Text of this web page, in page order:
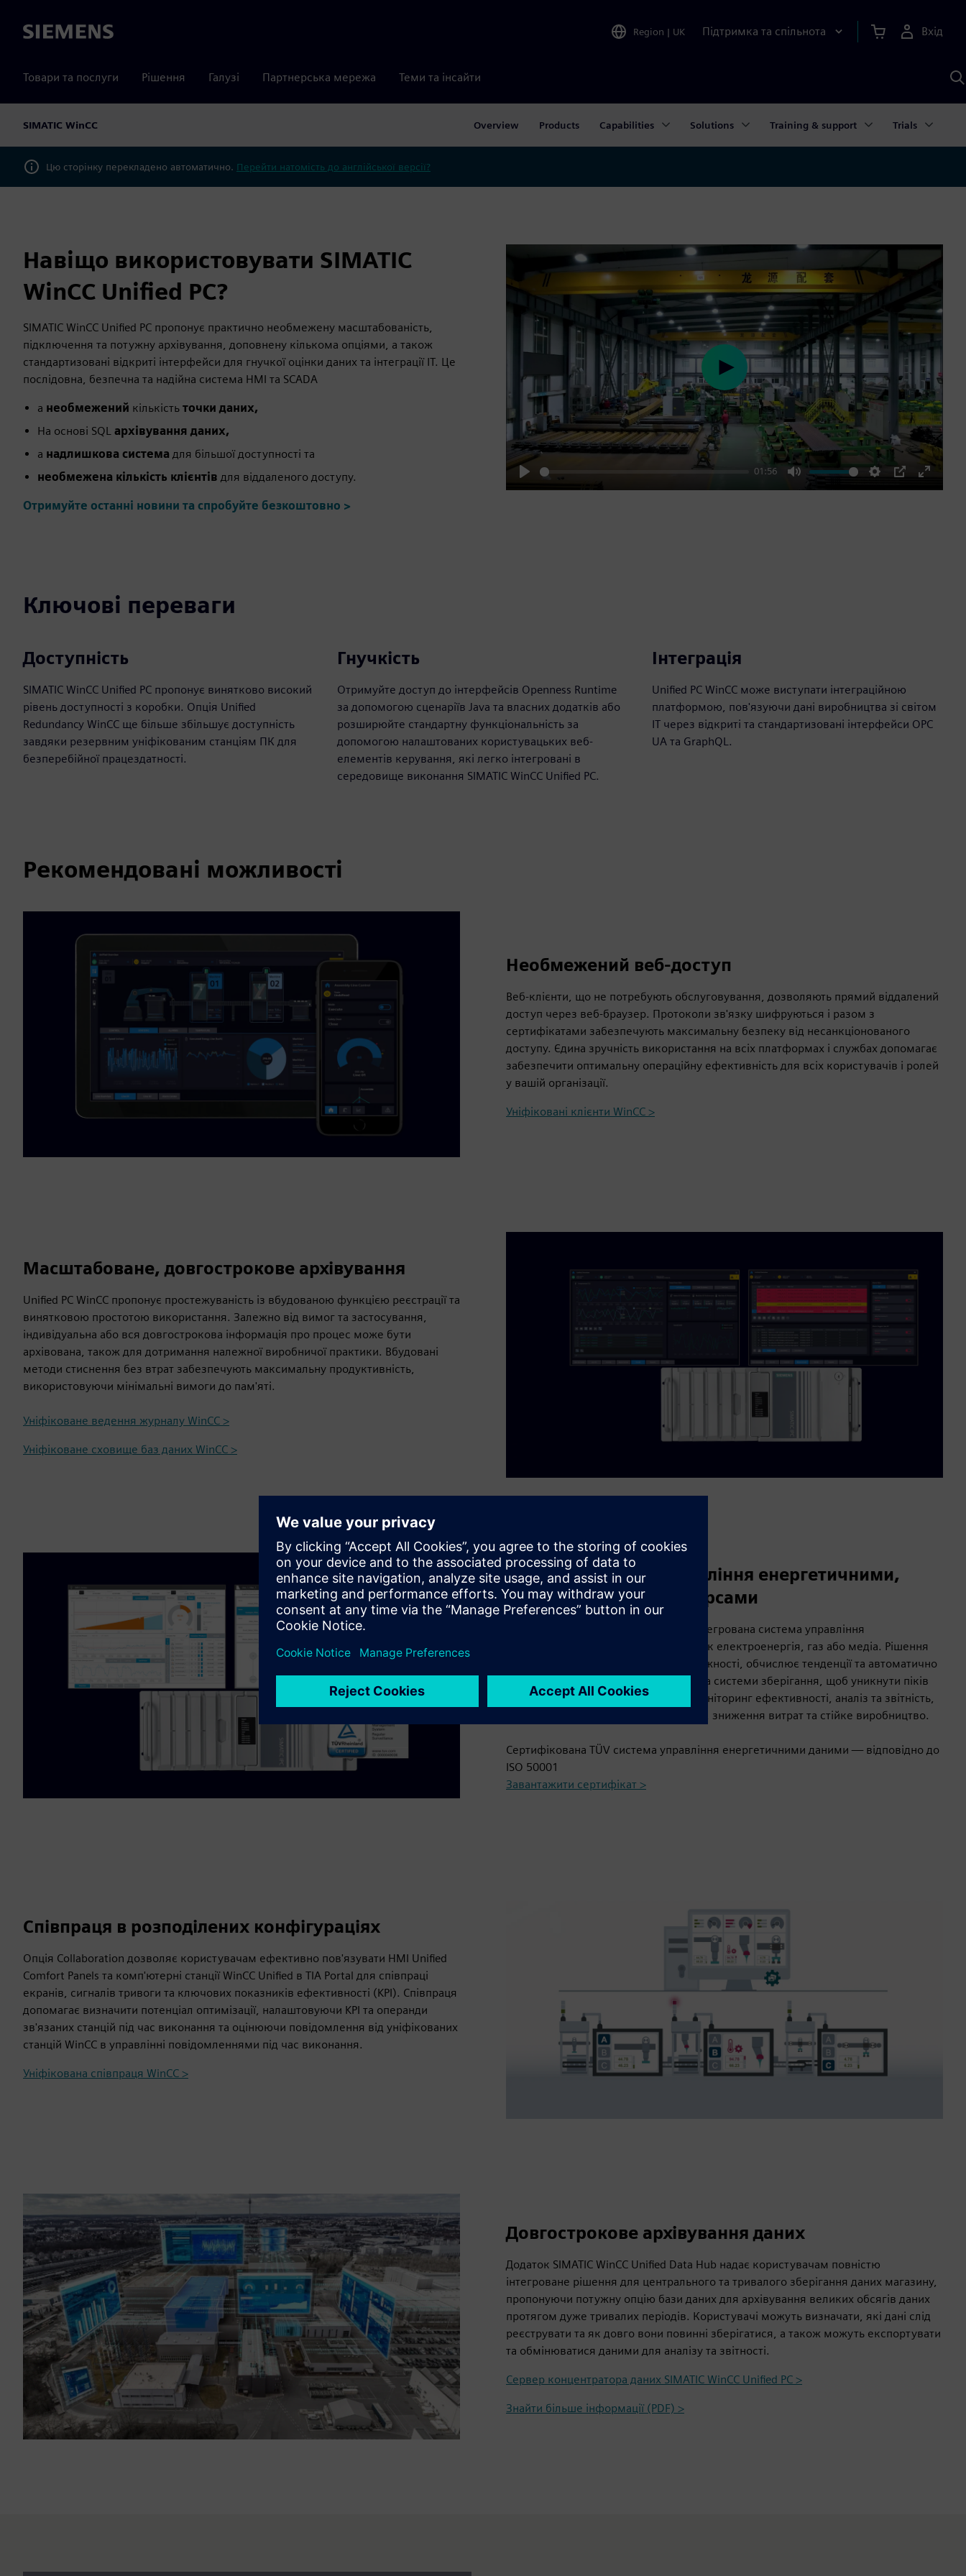
Siemens Region | UK Підтримка та спільнота Вхід
Товари та послуги Рішення Галузі Партнерська мережа Теми та інсайти
SIMATIC WinCC Overview Products Capabilities Solutions Training & support Trials
Цю сторінку перекладено автоматично. Перейти натомість до англійської версії?
Навіщо використовувати SIMATIC
WinCC Unified PC?
SIMATIC WinCC Unified PC пропонує практично необмежену масштабованість,
підключення та потужну архівування, доповнену кількома опціями, а також
стандартизовані відкриті інтерфейси для гнучкої оцінки даних та інтеграції ІТ. Це
послідовна, безпечна та надійна система HMI та SCADA
а необмежений кількість точки даних,
На основі SQL архівування даних,
а надлишкова система для більшої доступності та
необмежена кількість клієнтів для віддаленого доступу.
Отримуйте останні новини та спробуйте безкоштовно >
Play
01:56
Mute Settings
PIP
Enter
Play
Ключові переваги
Доступність
SIMATIC WinCC Unified PC пропонує винятково високий
рівень доступності з коробки. Опція Unified
Redundancy WinCC ще більше збільшує доступність
завдяки резервним уніфікованим станціям ПК для
безперебійної працездатності.
Гнучкість
Отримуйте доступ до інтерфейсів Openness Runtime
за допомогою сценаріїв Java та власних додатків або
розширюйте стандартну функціональність за
допомогою налаштованих користувацьких веб-
елементів керування, які легко інтегровані в
середовище виконання SIMATIC WinCC Unified PC.
Інтеграція
Unified PC WinCC може виступати інтеграційною
платформою, пов'язуючи дані виробництва зі світом
ІТ через відкриті та стандартизовані інтерфейси OPC
UA та GraphQL.
Рекомендовані можливості
Необмежений веб-доступ
Веб-клієнти, що не потребують обслуговування, дозволяють прямий віддалений
доступ через веб-браузер. Протоколи зв'язку шифруються і разом з
сертифікатами забезпечують максимальну безпеку від несанкціонованого
доступу. Єдина зручність використання на всіх платформах і службах допомагає
забезпечити оптимальну операційну ефективність для всіх користувачів і ролей
у вашій організації.
Уніфіковані клієнти WinCC >
Масштабоване, довгострокове архівування
Unified PC WinCC пропонує простежуваність із вбудованою функцією реєстрації та
винятковою простотою використання. Залежно від вимог та застосування,
індивідуальна або вся довгострокова інформація про процес може бути
архівована, також для дотримання належної виробничої практики. Вбудовані
методи стиснення без втрат забезпечують максимальну продуктивність,
використовуючи мінімальні вимоги до пам'яті.
Уніфіковане ведення журналу WinCC >
Уніфіковане сховище баз даних WinCC >
Автоматизоване управління енергетичними,
газовими та медіаресурсами
SIMATIC WinCC Unified ResCon — це інтегрована система управління
навантаженням для таких ресурсів, як електроенергія, газ або медіа. Рішення
відстежує договірні обмеження потужності, обчислює тенденції та автоматично
контролює споживачів, генератори та системи зберігання, щоб уникнути піків
навантаження. ResCon забезпечує моніторинг ефективності, аналіз та звітність,
що дозволяє забезпечити прозорість, зниження витрат та стійке виробництво.
Сертифікована TÜV система управління енергетичними даними — відповідно до
ISO 50001
Завантажити сертифікат >
Співпраця в розподілених конфігураціях
Опція Collaboration дозволяє користувачам ефективно пов'язувати HMI Unified
Comfort Panels та комп'ютерні станції WinCC Unified в TIA Portal для співпраці
екранів, сигналів тривоги та ключових показників ефективності (KPI). Співпраця
допомагає визначити потенціал оптимізації, налаштовуючи KPI та операнди
зв'язаних станцій під час виконання та оцінюючи повідомлення від уніфікованих
станцій WinCC в управлінні повідомленнями під час виконання.
Уніфікована співпраця WinCC >
Довгострокове архівування даних
Додаток SIMATIC WinCC Unified Data Hub надає користувачам повністю
інтегроване рішення для центрального та тривалого зберігання даних магазину,
пропонуючи потужну опцію бази даних для архівування великих обсягів даних
протягом дуже тривалих періодів. Користувачі можуть визначати, які дані слід
реєструвати та як довго вони повинні зберігатися, а також можуть експортувати
та обмінюватися даними для аналізу та звітності.
Сервер концентратора даних SIMATIC WinCC Unified PC >
Знайти більше інформації (PDF) >